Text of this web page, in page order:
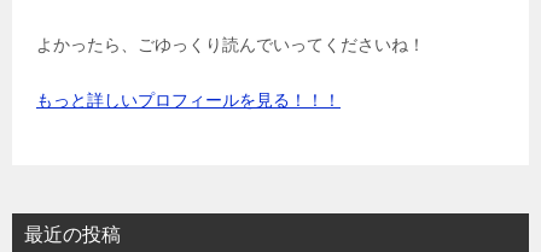
よかったら、ごゆっくり読んでいってくださいね！
もっと詳しいプロフィールを見る！！！
最近の投稿